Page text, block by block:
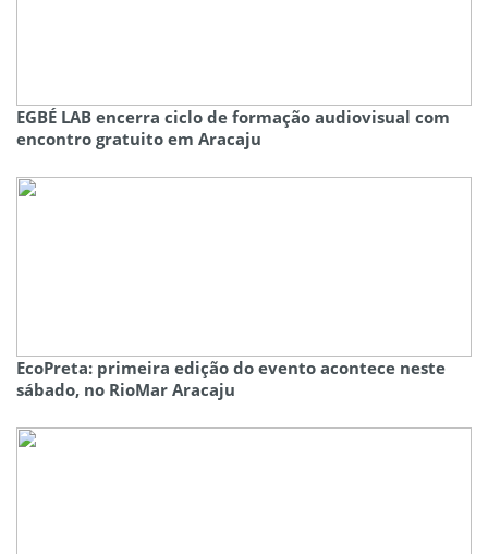
EGBÉ LAB encerra ciclo de formação audiovisual com
encontro gratuito em Aracaju
EcoPreta: primeira edição do evento acontece neste
sábado, no RioMar Aracaju